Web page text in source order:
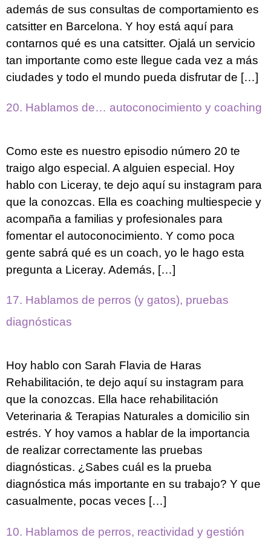
además de sus consultas de comportamiento es
catsitter en Barcelona. Y hoy está aquí para
contarnos qué es una catsitter. Ojalá un servicio
tan importante como este llegue cada vez a más
ciudades y todo el mundo pueda disfrutar de […]
20. Hablamos de… autoconocimiento y coaching
Como este es nuestro episodio número 20 te
traigo algo especial. A alguien especial. Hoy
hablo con Liceray, te dejo aquí su instagram para
que la conozcas. Ella es coaching multiespecie y
acompaña a familias y profesionales para
fomentar el autoconocimiento. Y como poca
gente sabrá qué es un coach, yo le hago esta
pregunta a Liceray. Además, […]
17. Hablamos de perros (y gatos), pruebas
diagnósticas
Hoy hablo con Sarah Flavia de Haras
Rehabilitación, te dejo aquí su instagram para
que la conozcas. Ella hace rehabilitación
Veterinaria & Terapias Naturales a domicilio sin
estrés. Y hoy vamos a hablar de la importancia
de realizar correctamente las pruebas
diagnósticas. ¿Sabes cuál es la prueba
diagnóstica más importante en su trabajo? Y que
casualmente, pocas veces […]
10. Hablamos de perros, reactividad y gestión